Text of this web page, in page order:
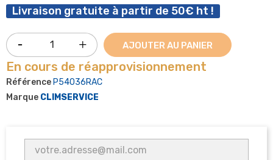
Livraison gratuite à partir de 50€ ht !
AJOUTER AU PANIER
En cours de réapprovisionnement
Référence P54036RAC
Marque CLIMSERVICE